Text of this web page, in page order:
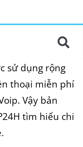
sử dụng rộng
thoại miễn phí
Vậy bản
tìm hiểu chi